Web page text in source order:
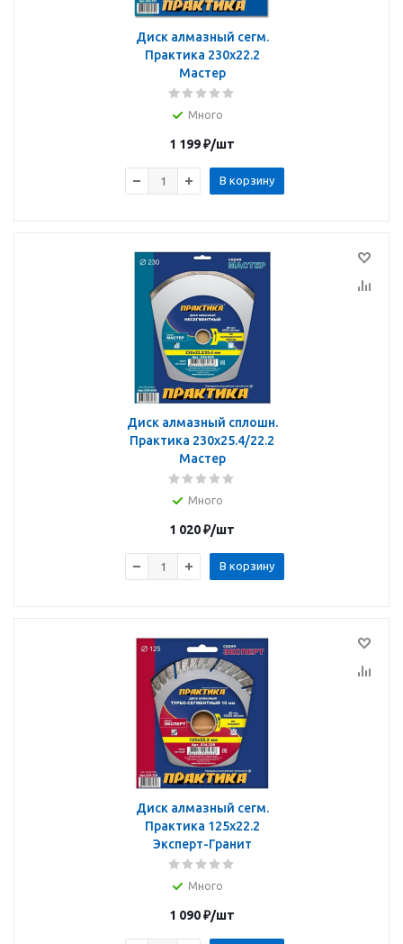
Диск алмазный сегм.
Практика 230х22.2
Мастер
Много
1 199₽/шт
В корзину
Диск алмазный сплошн.
Практика 230х25.4/22.2
Мастер
Много
1 020₽/шт
В корзину
Диск алмазный сегм.
Практика 125х22.2
Эксперт-Гранит
Много
1 090₽/шт